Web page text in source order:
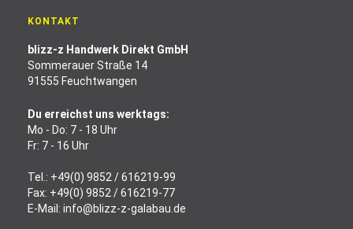
KONTAKT
blizz-z Handwerk Direkt GmbH
Sommerauer Straße 14
91555 Feuchtwangen
Du erreichst uns werktags:
Mo - Do: 7 - 18 Uhr
Fr: 7 - 16 Uhr
Tel.: +49(0) 9852 / 616219-99
Fax: +49(0) 9852 / 616219-77
E-Mail: info@blizz-z-galabau.de